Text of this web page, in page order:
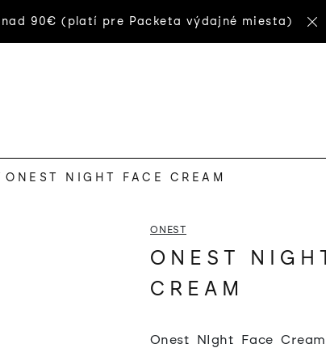
90€ (platí pre Packeta výdajné miesta)
ONEST NIGHT FACE CREAM
ONEST
ONEST
CREAM
Onest NIght Face